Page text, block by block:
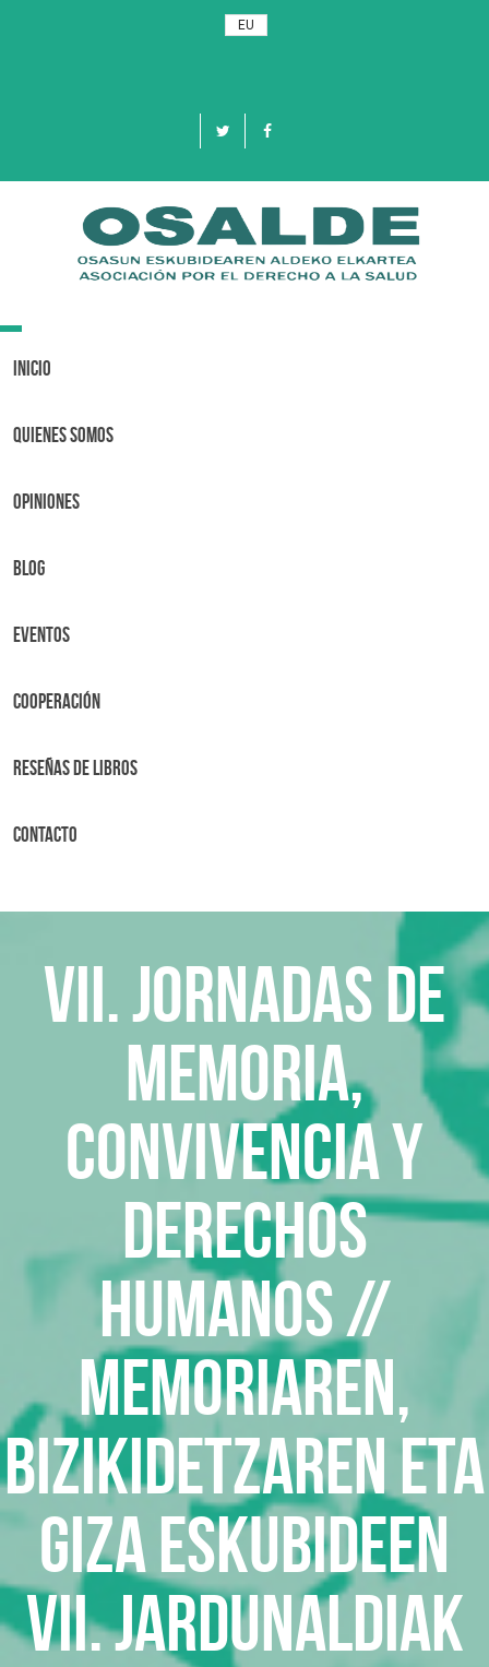
EU
Toggle
Inicio
Quienes Somos
OPINIONES
BLOG
Eventos
Cooperación
Reseñas de libros
Contacto
VII. Jornadas de
Memoria,
Convivencia y
Derechos
Humanos //
Memoriaren,
Bizikidetzaren eta
Giza Eskubideen
VII. Jardunaldiak